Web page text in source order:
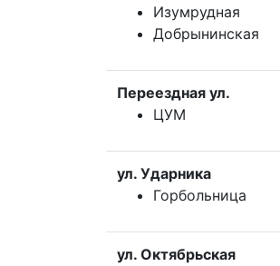
Изумрудная
Добрынинская
Переездная ул.
ЦУМ
ул. Ударника
Горбольница
ул. Октябрьская